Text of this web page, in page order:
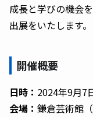
成長と学びの機会
出展をいたします。
開催概要
日時： 2024年9月7
会場： 鎌倉芸術館